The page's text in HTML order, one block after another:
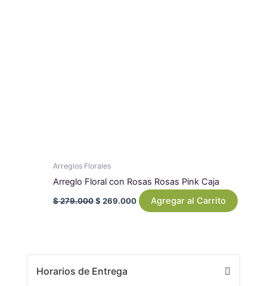
Arreglos Florales
Arreglo Floral con Rosas Rosas Pink Caja
$279.000 $ 269.000 Agregar al Carrito
Horarios de Entrega